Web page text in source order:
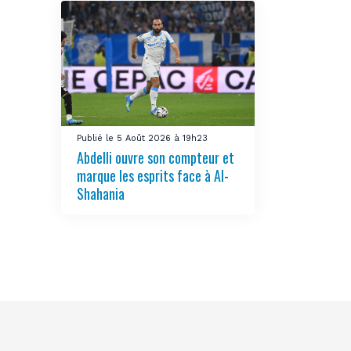
Publié le 5 Août 2026 à 19h23
Abdelli ouvre son compteur et
marque les esprits face à Al-
Shahania